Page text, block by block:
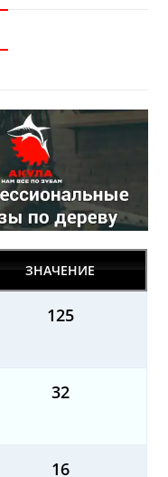
ЗНАЧЕНИЕ
125
32
16